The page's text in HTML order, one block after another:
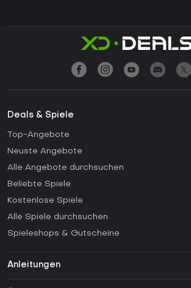
Deals & Spiele
Top-Angebote
Neuste Angebote
Alle Angebote durchsuchen
Beliebte Spiele
Kostenlose Spiele
Alle Spiele durchsuchen
Spieleshops & Gutscheine
Anleitungen